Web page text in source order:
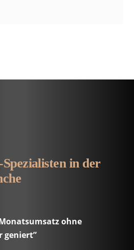
in der
ohne
geniert”